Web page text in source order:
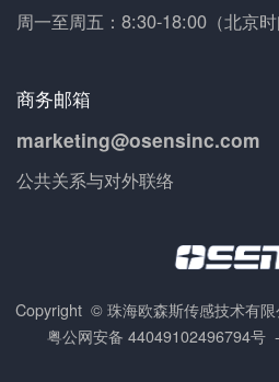
周一至周五：8:30-18:00（北京时
商务邮箱
marketing@osensinc.com
公共关系与对外联络
Copyright © 珠海欧森斯传感技术有限
粤公网安备 44049102496794